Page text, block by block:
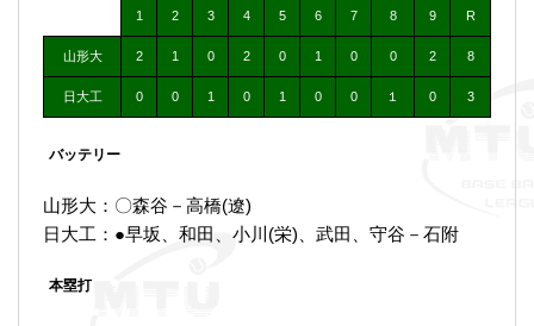
1 2 3 4 5 6 7 8 9 R
山形大 2 1 0 2 0 1 0 0 2 8
日大工 0 0 1 0 1 0 0 １ 0 3
バッテリー
山形大：〇森谷－高橋(遼)
日大工：●早坂、和田、小川(栄)、武田、守谷－石附
本塁打